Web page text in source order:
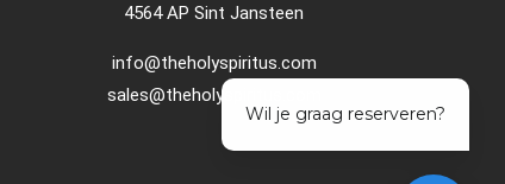
4564 AP Sint Jansteen
info@theholyspiritus.com
sales@theholyspiritus.com